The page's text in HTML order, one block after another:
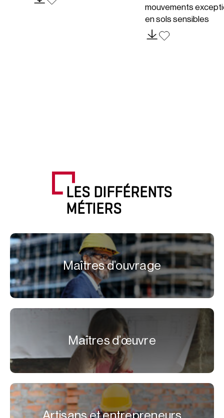
mouvements
en sols sensibles
LES DIFFÉRENTS
MÉTIERS
Maîtres d’ouvrage
Maîtres d’œuvre
Artisans et entrepreneurs